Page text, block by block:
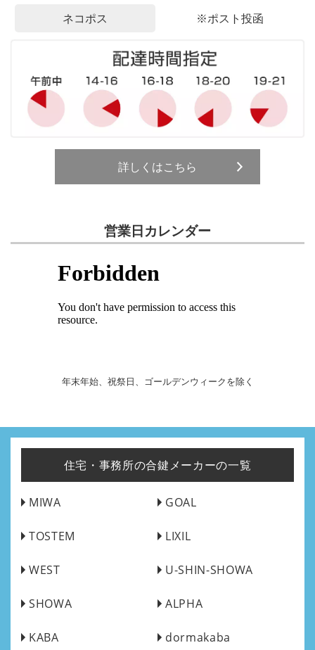
ネコポス ※ポスト投函
詳しくはこちら
営業日カレンダー
年末年始、祝祭日、ゴールデンウィークを除く
住宅・事務所の合鍵メーカーの一覧
MIWA GOAL
TOSTEM LIXIL
WEST U-SHIN-SHOWA
SHOWA ALPHA
KABA dormakaba